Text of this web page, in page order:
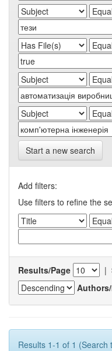
Start a new search
Add filters:
Use filters to refine the
Results/Page |
Results 1-1 of 1 (Search